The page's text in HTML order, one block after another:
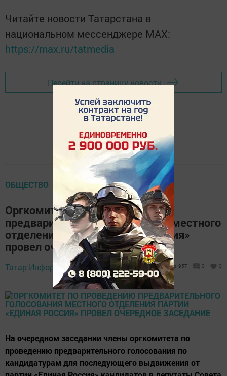
Читайте новости Татарстана в
национальном мессенджере MАХ:
https://max.ru/tatmedia
Перейти на страницу новости
ОБЩЕСТВО
Оргкомитет по проведению
предварительного голосования местного
отделения партии «Единая Россия»
провел очередное заседание
Татар-Информ, 26 июня 2017 - 10:28 957 0 0
На очередном заседании члены оргкомитета по
проведению предварительного голосования по
кандидатурам для последующего выдвижения от